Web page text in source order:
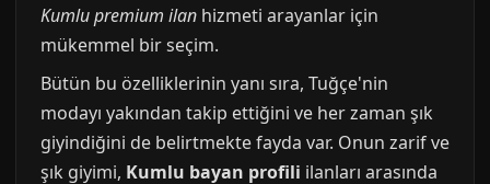
Kumlu premium ilan hizmeti arayanlar için
mükemmel bir seçim.
Bütün bu özelliklerinin yanı sıra, Tuğçe'nin
modayı yakından takip ettiğini ve her zaman şık
giyindiğini de belirtmekte fayda var. Onun zarif ve
şık giyimi, Kumlu bayan profili ilanları arasında